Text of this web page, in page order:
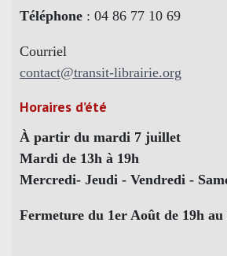
Téléphone : 04 86 77 10 69
Courriel
contact@transit-librairie.org
Horaires d’été
À partir du mardi 7 juillet
Mardi de 13h à 19h
Mercredi- Jeudi - Vendredi -
Fermeture du 1er Août de 19h au